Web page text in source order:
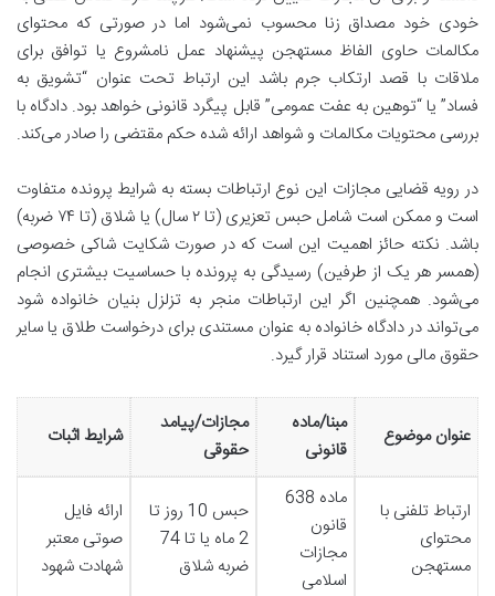
خودی خود مصداق زنا محسوب نمی‌شود اما در صورتی که محتوای
مکالمات حاوی الفاظ مستهجن پیشنهاد عمل نامشروع یا توافق برای
ملاقات با قصد ارتکاب جرم باشد این ارتباط تحت عنوان “تشویق به
فساد” یا “توهین به عفت عمومی” قابل پیگرد قانونی خواهد بود. دادگاه با
بررسی محتویات مکالمات و شواهد ارائه شده حکم مقتضی را صادر می‌کند.
در رویه قضایی مجازات این نوع ارتباطات بسته به شرایط پرونده متفاوت
است و ممکن است شامل حبس تعزیری (تا ۲ سال) یا شلاق (تا ۷۴ ضربه)
باشد. نکته حائز اهمیت این است که در صورت شکایت شاکی خصوصی
(همسر هر یک از طرفین) رسیدگی به پرونده با حساسیت بیشتری انجام
می‌شود. همچنین اگر این ارتباطات منجر به تزلزل بنیان خانواده شود
می‌تواند در دادگاه خانواده به عنوان مستندی برای درخواست طلاق یا سایر
حقوق مالی مورد استناد قرار گیرد.
عنوان موضوع
مبنا/ماده
قانونی
مجازات/پیامد
حقوقی
شرایط اثبات
ارتباط تلفنی با
محتوای
مستهجن
ماده 638
قانون
مجازات
اسلامی
حبس 10 روز تا
2 ماه یا تا 74
ضربه شلاق
ارائه فایل
صوتی معتبر
شهادت شهود